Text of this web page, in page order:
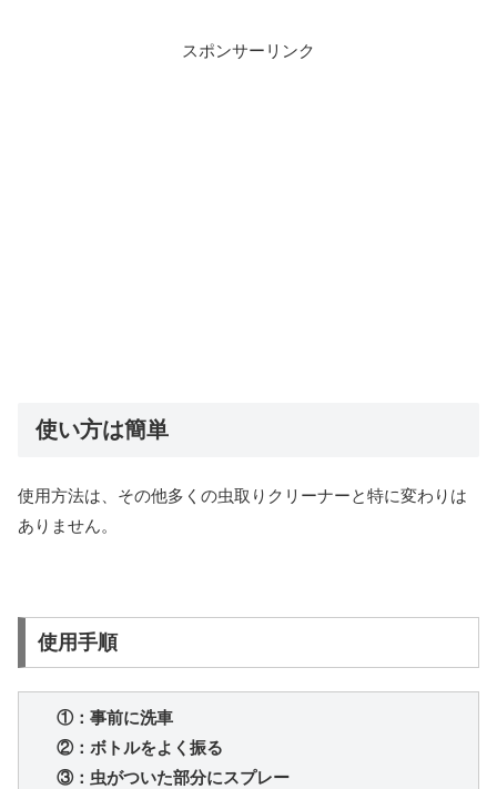
スポンサーリンク
使い方は簡単
使用方法は、その他多くの虫取りクリーナーと特に変わりは
ありません。
使用手順
①：事前に洗車
②：ボトルをよく振る
③：虫がついた部分にスプレー